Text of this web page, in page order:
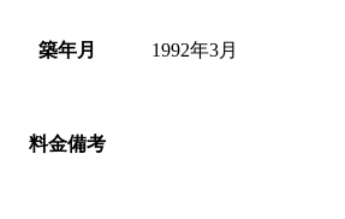
築年月 1992年3月
料金備考